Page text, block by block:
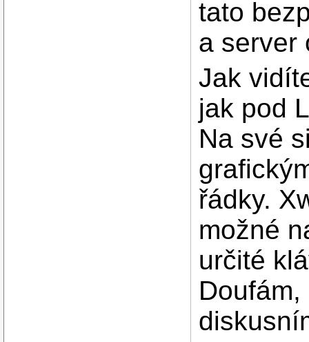
tato
a server
Jak
jak pod
Na své
řádky.
možné
určité